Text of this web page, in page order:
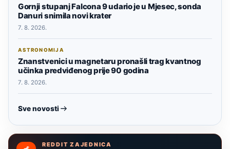
Gornji stupanj Falcona 9 udario je u Mjesec, sonda
Danuri snimila novi krater
7. 8. 2026.
ASTRONOMIJA
Znanstvenici u magnetaru pronašli trag kvantnog
učinka predviđenog prije 90 godina
7. 8. 2026.
Sve novosti
REDDIT ZAJEDNICA